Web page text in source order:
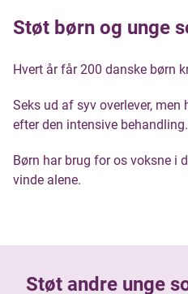
Støt børn og unge
Hvert år får 200 danske børn
Seks ud af syv overlever,
efter den intensive behandling.
Børn har brug for os voksne i
vinde alene.
Støt andre unge